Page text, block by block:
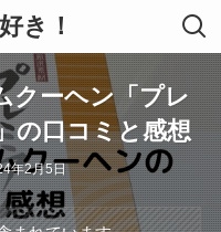
き！
クーヘン「プレ
の口コミと感想
年2月5日